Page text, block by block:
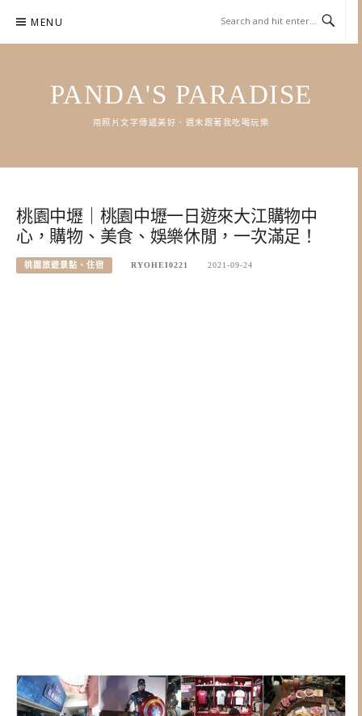
content
MENU
PANDA'S PARADISE
用照片文字傳遞美好．週末跟著我吃喝玩樂
桃園中壢｜桃園中壢一日遊來大江購物中
心，購物、美食、娛樂休閒，一次滿足！
桃園旅遊景點、住宿 RYOHEI0221 2021-09-24